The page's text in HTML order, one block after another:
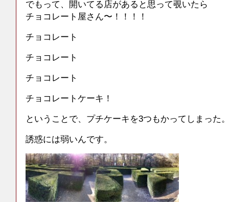
でもって、開いてる店があると思って覗いたら
チョコレート屋さん〜！！！！
チョコレート
チョコレート
チョコレート
チョコレートケーキ！
ということで、プチケーキを3つもかってしまった
誘惑には弱いんです。